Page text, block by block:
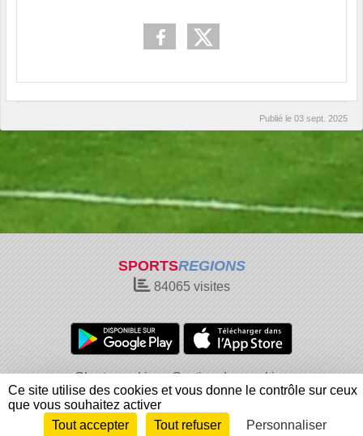
Publié le 03 sept. 2025
SPORTSREGIONS
84065visites
Charte cookies
Gestion des cookies
Informations légales
Signaler un contenu inapproprié
Envie de participer ? Connexion
Ce site utilise des cookies et vous donne le contrôle sur ceux
que vous souhaitez activer
Tout accepter
Tout refuser Personnaliser